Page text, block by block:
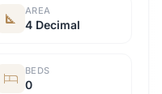
AREA
4 Decimal
BEDS
0